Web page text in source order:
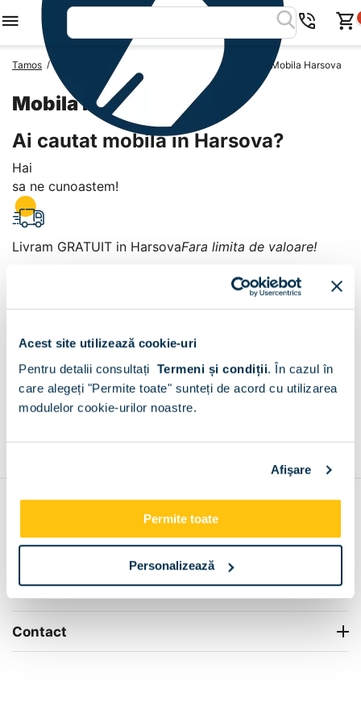
Acest site utilizează cookie-uri
Pentru detalii consultați Termeni și condiții. În cazul în
care alegeți "Permite toate" sunteți de acord cu utilizarea
modulelor cookie-urilor noastre.
Afişare
Permite toate
Personalizează
Tamos / Mobila Romania Mobila Judetul Constanta Mobila Harsova
Mobila Harsova
Ai cautat mobila in Harsova?
Hai
sa ne cunoastem!
Livram GRATUIT in HarsovaFara limita de valoare!
Harsova
+
Info Center
Livrare
Contact